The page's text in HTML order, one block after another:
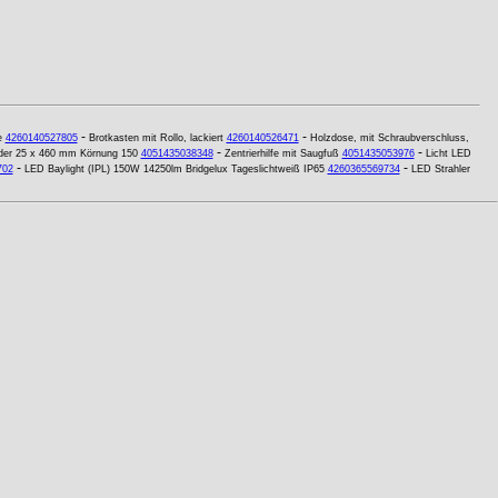
4260140527805- Brotkasten mit Rollo, lackiert 4260140526471- Holzdose, mit Schraubverschluss,
25 x 460 mm Körnung 150 4051435038348- Zentrierhilfe mit Saugfuß 4051435053976- Licht LED
- LED Baylight (IPL) 150W 14250lm Bridgelux Tageslichtweiß IP65 4260365569734- LED Strahler